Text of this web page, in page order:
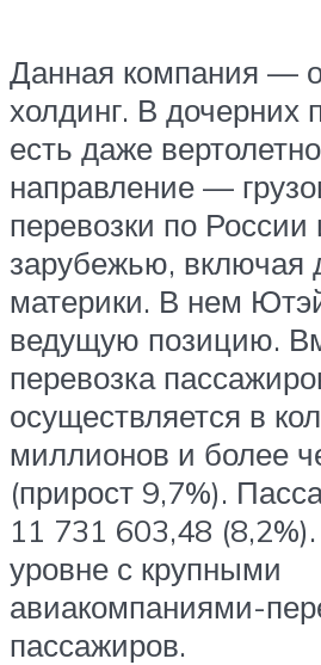
Данная компания —
холдинг. В дочерних
есть даже
направление —
перевозки по
зарубежью, включая
материки. В нем
ведущую позицию.
перевозка
осуществляется в
миллионов и более
(прирост 9,7%).
11 731 603,48
уровне с крупными
авиакомпаниями-
пассажиров.